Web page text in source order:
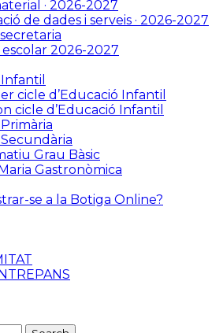
· 2026-2027
de dades i serveis · 2026-2027
2026-2027
cicle d’Educació Infantil
cicle d’Educació Infantil
Grau Bàsic
Gastronòmica
se a la Botiga Online?